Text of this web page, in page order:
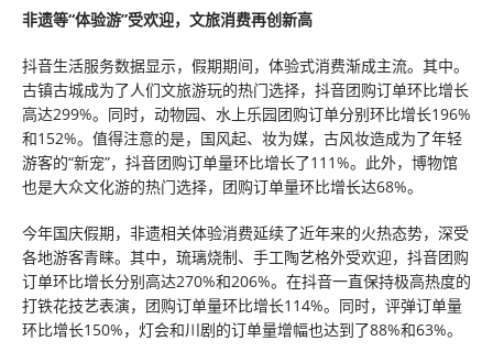
非遗等“体验游”受欢迎，文旅消费再创新高
抖音生活服务数据显示，假期期间，体验式消费渐成主流。其中。
古镇古城成为了人们文旅游玩的热门选择，抖音团购订单环比增长
高达299%。同时，动物园、水上乐园团购订单分别环比增长196%
和152%。值得注意的是，国风起、妆为媒，古风妆造成为了年轻
游客的“新宠”，抖音团购订单量环比增长了111%。此外，博物馆
也是大众文化游的热门选择，团购订单量环比增长达68%。
今年国庆假期，非遗相关体验消费延续了近年来的火热态势，深受
各地游客青睐。其中，琉璃烧制、手工陶艺格外受欢迎，抖音团购
订单环比增长分别高达270%和206%。在抖音一直保持极高热度的
打铁花技艺表演，团购订单量环比增长114%。同时，评弹订单量
环比增长150%，灯会和川剧的订单量增幅也达到了88%和63%。